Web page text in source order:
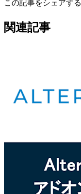
この記事をシェアする
関連記事